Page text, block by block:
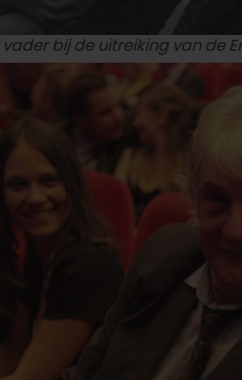
bij de uitreiking van de